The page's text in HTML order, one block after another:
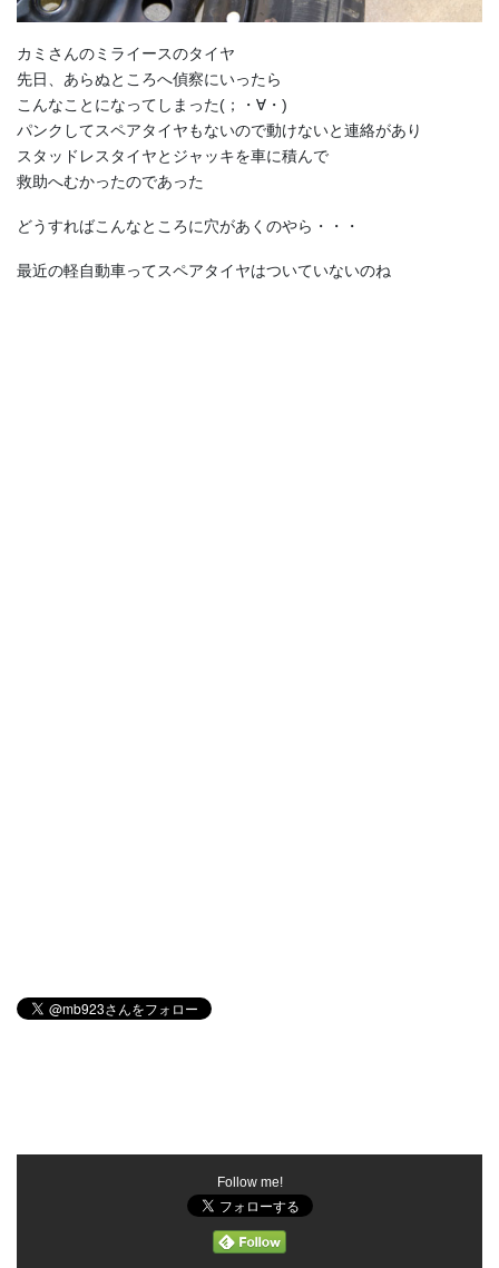
カミさんのミライースのタイヤ
先日、あらぬところへ偵察にいったら
こんなことになってしまった(；・∀・)
パンクしてスペアタイヤもないので動けないと連絡があり
スタッドレスタイヤとジャッキを車に積んで
救助へむかったのであった
どうすればこんなところに穴があくのやら・・・
最近の軽自動車ってスペアタイヤはついていないのね
Follow me!